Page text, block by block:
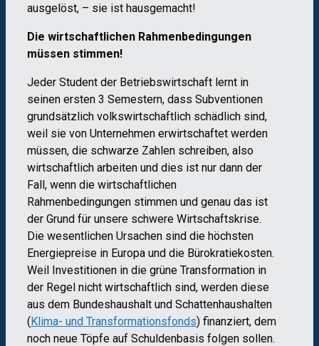
ausgelöst, – sie ist hausgemacht!
Die wirtschaftlichen Rahmenbedingungen
müssen stimmen!
Jeder Student der Betriebswirtschaft lernt in
seinen ersten 3 Semestern, dass Subventionen
grundsätzlich volkswirtschaftlich schädlich sind,
weil sie von Unternehmen erwirtschaftet werden
müssen, die schwarze Zahlen schreiben, also
wirtschaftlich arbeiten und dies ist nur dann der
Fall, wenn die wirtschaftlichen
Rahmenbedingungen stimmen und genau das ist
der Grund für unsere schwere Wirtschaftskrise.
Die wesentlichen Ursachen sind die höchsten
Energiepreise in Europa und die Bürokratiekosten.
Weil Investitionen in die grüne Transformation in
der Regel nicht wirtschaftlich sind, werden diese
aus dem Bundeshaushalt und Schattenhaushalten
(Klima- und Transformationsfonds) finanziert, dem
noch neue Töpfe auf Schuldenbasis folgen sollen.